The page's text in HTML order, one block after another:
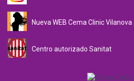
Nueva WEB Cema Clinic Vilanova
Centro autorizado Sanitat